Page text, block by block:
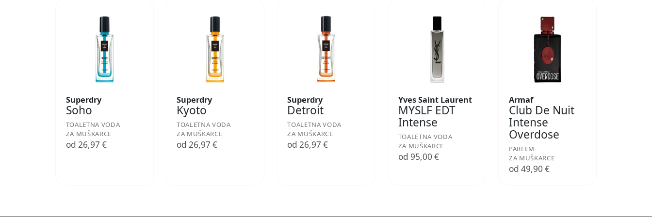
Superdry
Soho
TOALETNA VODA
ZA MUŠKARCE
od 26,97 €
Superdry
Kyoto
TOALETNA VODA
ZA MUŠKARCE
od 26,97 €
Superdry
Detroit
TOALETNA VODA
ZA MUŠKARCE
od 26,97 €
Yves Saint Laurent
MYSLF EDT
Intense
TOALETNA VODA
ZA MUŠKARCE
od 95,00 €
Armaf
Club De Nuit
Intense
Overdose
PARFEM
ZA MUŠKARCE
od 49,90 €